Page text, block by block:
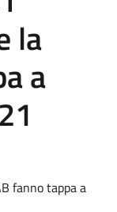
la
a
fanno tappa a